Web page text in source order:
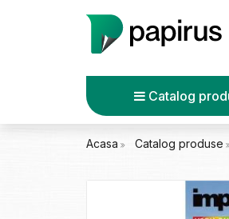
Catalog
Acasa Catalog produse